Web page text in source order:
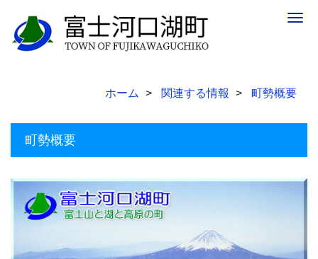
ホーム 関連する情報 町勢概要
町勢概要